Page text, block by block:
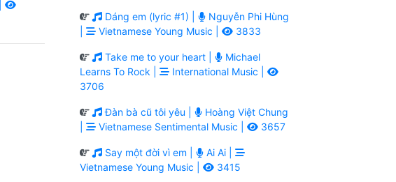
Dáng em (lyric #1) |
Nguyễn Phi Hùng
Vietnamese Young Music | 3833
Take me to your heart |
Michael
Learns To Rock |
International Music |
3706
Đàn bà cũ tôi yêu |
Hoàng Việt Chung
Vietnamese Sentimental Music | 3657
Say một đời vì em |
Ai Ai |
Vietnamese Young Music |
3415